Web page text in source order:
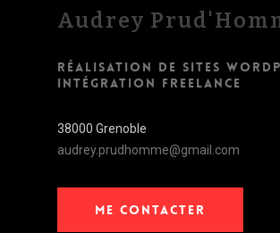
Audrey
RÉALISATION DE SITES
INTÉGRATION FREELANCE
38000 Grenoble
audrey.prudhomme@gmail.com
ME CONTACTER